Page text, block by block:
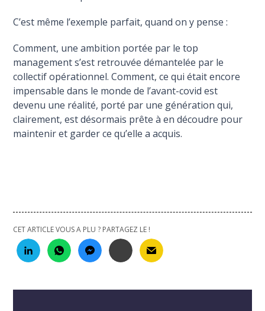
C’est même l’exemple parfait, quand on y pense :
Comment, une ambition portée par le top
management s’est retrouvée démantelée par le
collectif opérationnel. Comment, ce qui était encore
impensable dans le monde de l’avant-covid est
devenu une réalité, porté par une génération qui,
clairement, est désormais prête à en découdre pour
maintenir et garder ce qu’elle a acquis.
CET ARTICLE VOUS A PLU ? PARTAGEZ LE !